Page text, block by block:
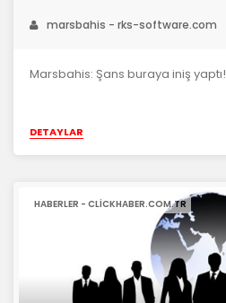
marsbahis - rks-software.com
Marsbahis: Şans buraya iniş yaptı!
DETAYLAR
HABERLER - CLICKHABER.COM.TR